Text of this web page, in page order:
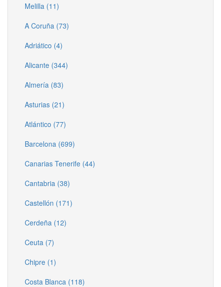
Melilla (11)
A Coruña (73)
Adriático (4)
Alicante (344)
Almería (83)
Asturias (21)
Atlántico (77)
Barcelona (699)
Canarias Tenerife (44)
Cantabria (38)
Castellón (171)
Cerdeña (12)
Ceuta (7)
Chipre (1)
Costa Blanca (118)